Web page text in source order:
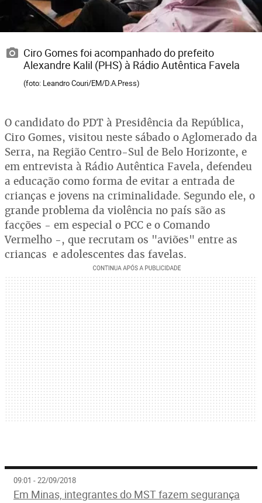
Ciro Gomes foi acompanhado do prefeito
Alexandre Kalil (PHS) à Rádio Autêntica Favela
(foto: Leandro Couri/EM/D.A.Press)
O candidato do PDT à Presidência da República,
Ciro Gomes, visitou neste sábado o Aglomerado da
Serra, na Região Centro-Sul de Belo Horizonte, e
em entrevista à Rádio Autêntica Favela, defendeu
a educação como forma de evitar a entrada de
crianças e jovens na criminalidade. Segundo ele, o
grande problema da violência no país são as
facções - em especial o PCC e o Comando
Vermelho -, que recrutam os "aviões" entre as
crianças e adolescentes das favelas.
09:01 - 22/09/2018
Em Minas, integrantes do MST fazem segurança